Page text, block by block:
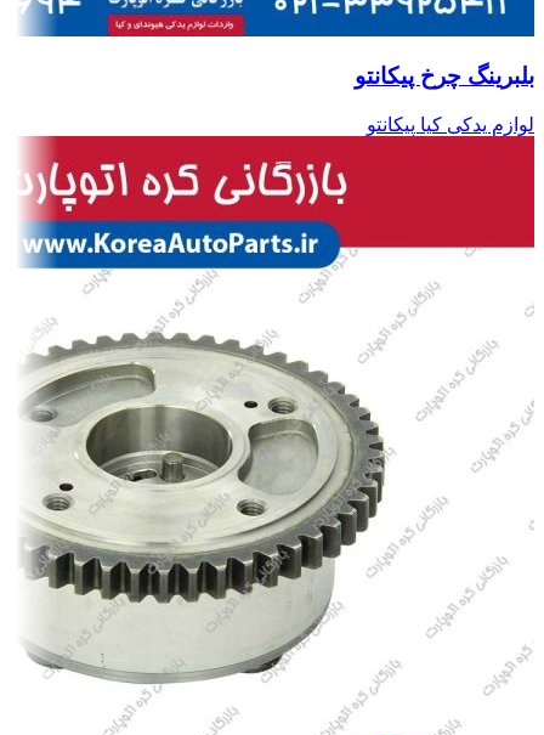
بلبرینگ چرخ پیکانتو
لوازم یدکی کیا پیکانتو